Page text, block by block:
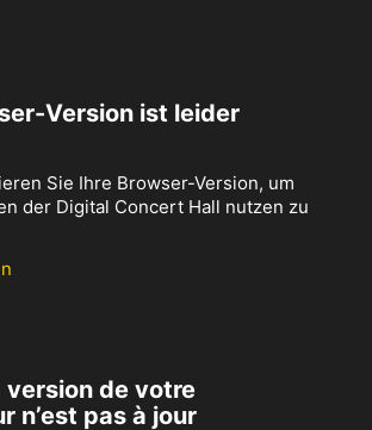
Version ist leider
Sie Ihre Browser-Version, um
der Digital Concert Hall nutzen zu
version de votre
n’est pas à jour